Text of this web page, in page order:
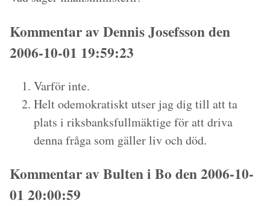
Kommentar av Dennis Josefsson den
2006-10-01 19:59:23
Varför inte.
Helt odemokratiskt utser jag dig till att ta
plats i riksbanksfullmäktige för att driva
denna fråga som gäller liv och död.
Kommentar av Bulten i Bo den 2006-10-
01 20:00:59